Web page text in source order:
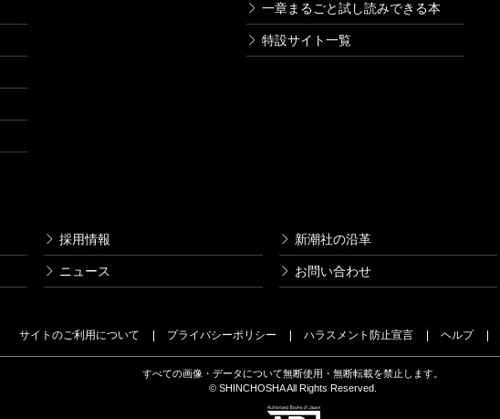
一章まるごと試し読みできる本
特設サイト一覧
採用情報 新潮社の沿革
ニュース お問い合わせ
サイトのご利用について プライバシーポリシー ハラスメント防止宣言 ヘルプ
すべての画像・データについて無断使用・無断転載を禁止します。
© SHINCHOSHA All Rights Reserved.